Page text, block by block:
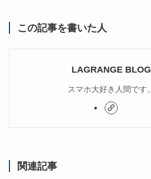
この記事を書いた人
LAGRANGE BLOG
スマホ大好き人間です。
関連記事